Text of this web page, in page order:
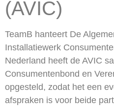
(AVIC)
TeamB hanteert De
Installatiewerk
Nederland heeft de AVIC
Consumentenbond en
opgesteld, zodat het een
afspraken is voor beide